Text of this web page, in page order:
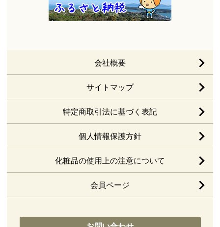
会社概要
サイトマップ
特定商取引法に基づく表記
個人情報保護方針
化粧品の使用上の注意について
会員ページ